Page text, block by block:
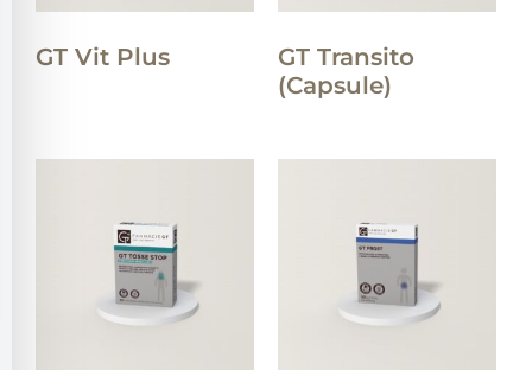
GT Vit Plus
GT Transito
(Capsule)